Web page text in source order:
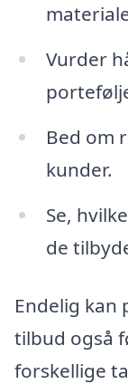
Vurder
Bed om
kunder.
Se,
de
Endelig kan
tilbud også
forskellige